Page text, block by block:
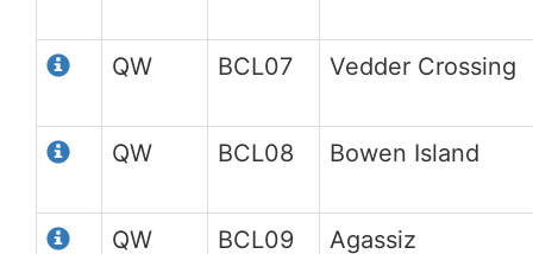
QW BCL07 Vedder Crossing
QW BCL08 Bowen Island
QW BCL09 Agassiz